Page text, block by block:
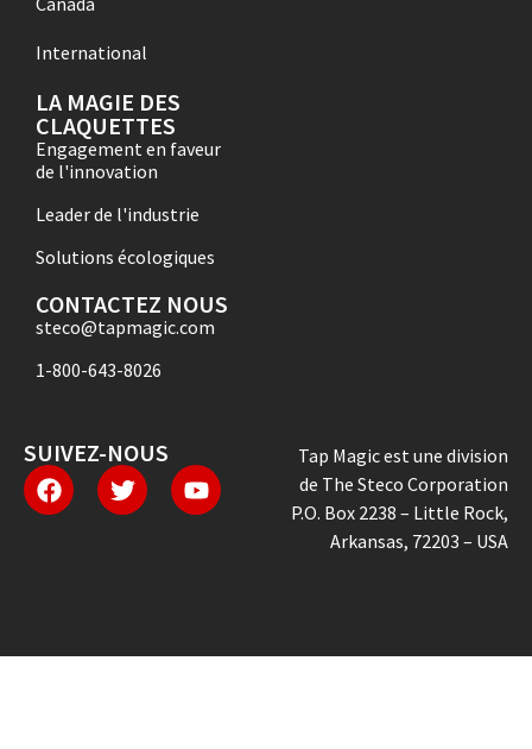
International
LA MAGIE DES
CLAQUETTES
Engagement en faveur
de l'innovation
Leader de l'industrie
Solutions écologiques
CONTACTEZ NOUS
steco@tapmagic.com
1-800-643-8026
SUIVEZ-NOUS
Tap Magic est une division
de The Steco Corporation
P.O. Box 2238 – Little Rock,
Arkansas, 72203 – USA